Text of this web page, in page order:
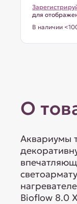
для
В наличии
О
Аквариумы
Bioflow 8.0